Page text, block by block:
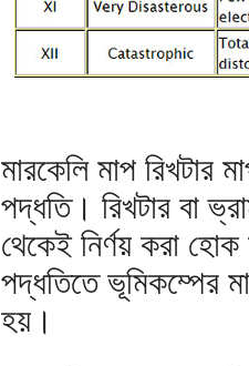
মারকেলি মাপ রিখটার
পদ্ধতি। রিখটার বা
থেকেই নির্ণয় করা
পদ্ধতিতে ভূমিকম্পের
হয়।